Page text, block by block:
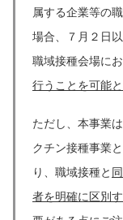
属する企業等の
場合、７月２日以
職域接種会場に
行うことを可能と
ただし、本事業
クチン接種事業
り、職域接種と
者を明確に区別